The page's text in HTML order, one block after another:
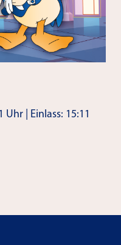
Uhr | Einlass: 15:11